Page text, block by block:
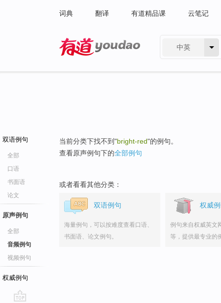
词典 翻译 有道精品课 云笔记
中英
双语例句
全部
口语
书面语
论文
原声例句
全部
音频例句
视频例句
权威例句
当前分类下找不到"bright-red"的例句。
查看原声例句下的全部例句
或者看看其他分类：
双语例句
海量例句，可以按难度查看口语、
书面语、论文例句。
权威
例句来自权威英文
等，提供最专业的